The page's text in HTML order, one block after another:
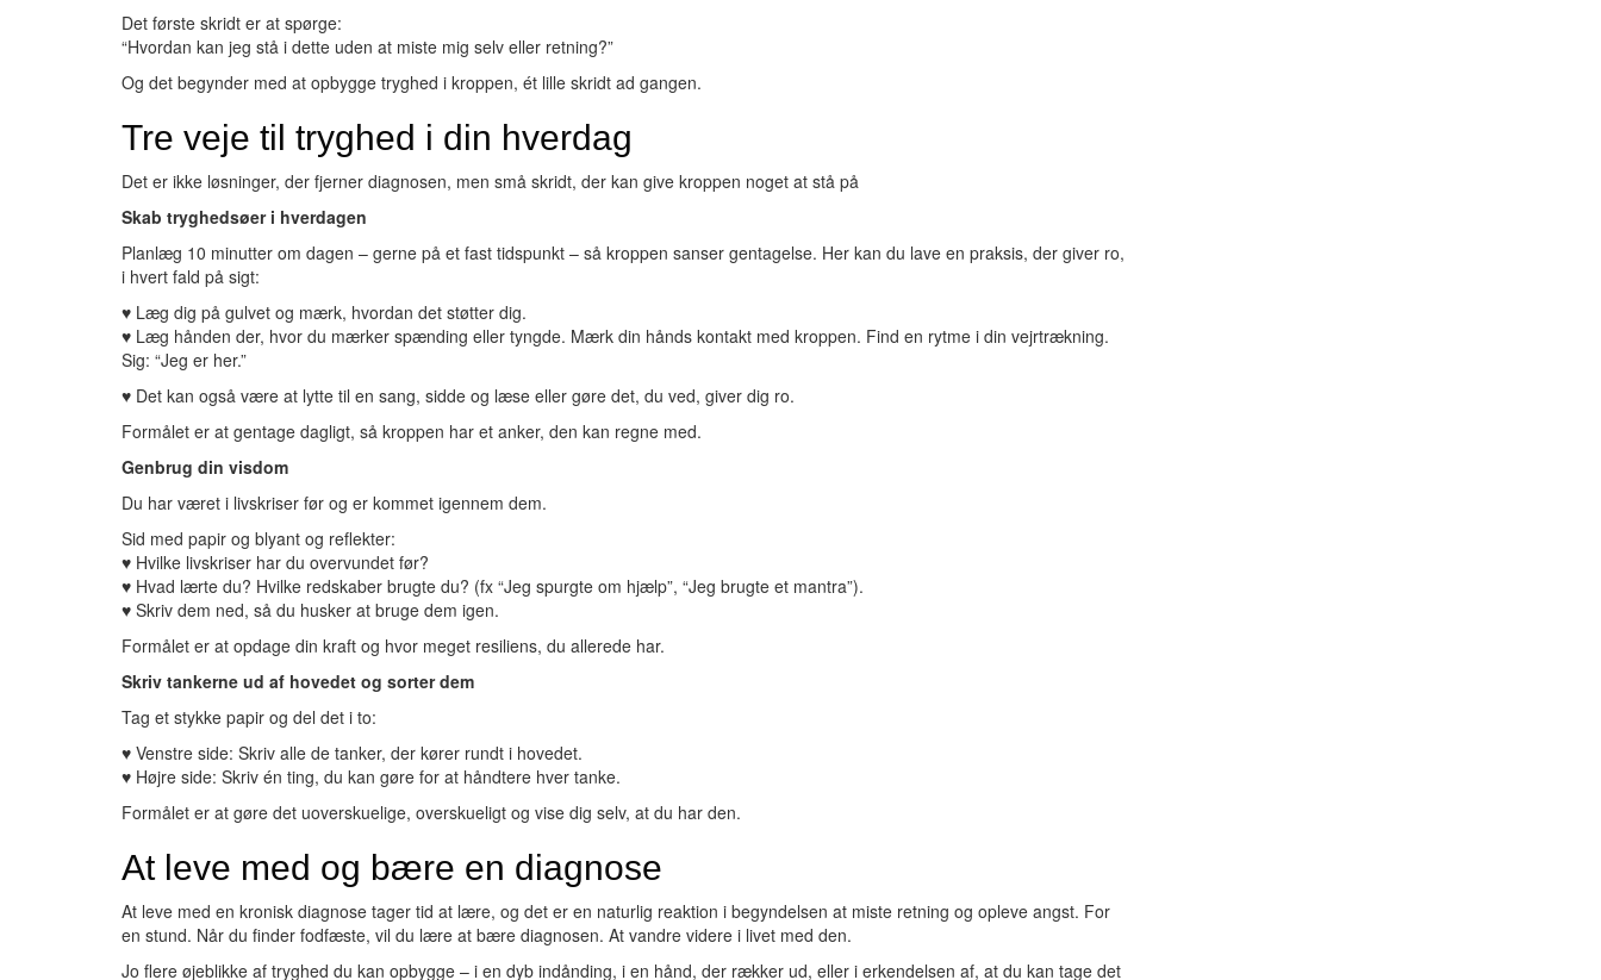
Det første skridt er at spørge:
“Hvordan kan jeg stå i dette uden at miste mig selv eller retning?”
Og det begynder med at opbygge tryghed i kroppen, ét lille skridt ad gangen.
Tre veje til tryghed i din hverdag
Det er ikke løsninger, der fjerner diagnosen, men små skridt, der kan give kroppen noget at stå på
Skab tryghedsøer i hverdagen
Planlæg 10 minutter om dagen – gerne på et fast tidspunkt – så kroppen sanser gentagelse. Her kan du lave en praksis, der giver ro,
i hvert fald på sigt:
♥ Læg dig på gulvet og mærk, hvordan det støtter dig.
♥ Læg hånden der, hvor du mærker spænding eller tyngde. Mærk din hånds kontakt med kroppen. Find en rytme i din vejrtrækning.
Sig: “Jeg er her.”
♥ Det kan også være at lytte til en sang, sidde og læse eller gøre det, du ved, giver dig ro.
Formålet er at gentage dagligt, så kroppen har et anker, den kan regne med.
Genbrug din visdom
Du har været i livskriser før og er kommet igennem dem.
Sid med papir og blyant og reflekter:
♥ Hvilke livskriser har du overvundet før?
♥ Hvad lærte du? Hvilke redskaber brugte du? (fx “Jeg spurgte om hjælp”, “Jeg brugte et mantra”).
♥ Skriv dem ned, så du husker at bruge dem igen.
Formålet er at opdage din kraft og hvor meget resiliens, du allerede har.
Skriv tankerne ud af hovedet og sorter dem
Tag et stykke papir og del det i to:
♥ Venstre side: Skriv alle de tanker, der kører rundt i hovedet.
♥ Højre side: Skriv én ting, du kan gøre for at håndtere hver tanke.
Formålet er at gøre det uoverskuelige, overskueligt og vise dig selv, at du har den.
At leve med og bære en diagnose
At leve med en kronisk diagnose tager tid at lære, og det er en naturlig reaktion i begyndelsen at miste retning og opleve angst. For
en stund. Når du finder fodfæste, vil du lære at bære diagnosen. At vandre videre i livet med den.
Jo flere øjeblikke af tryghed du kan opbygge – i en dyb indånding, i en hånd, der rækker ud, eller i erkendelsen af, at du kan tage det